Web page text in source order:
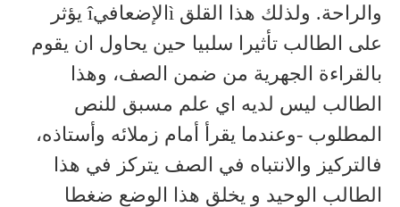
والراحة. ولذلك هذا القلق ìالإضعافيî يؤثر
على الطالب تأثيرا سلبيا حين يحاول ان يقوم
بالقراءة الجهرية من ضمن الصف، وهذا
الطالب ليس لديه اي علم مسبق للنص
المطلوب -وعندما يقرأ أمام زملائه وأستاذه،
فالتركيز والانتباه في الصف يتركز في هذا
الطالب الوحيد و يخلق هذا الوضع ضغطا